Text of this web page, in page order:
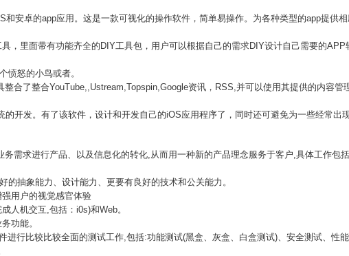
安卓的app应用。这是一款可视化的操作软件，简单易操作。为各种类型的app提供
，里面带有功能齐全的DIY工具包，用户可以根据自己的需求DIY设计自己需要的APP
愤怒的小鸟或者。
合了整合YouTube,,Ustream,Topspin,Google资讯，RSS,并可以使用其提供的内容管
开发。有了该软件，设计和开发自己的iOS应用程序了，同时还可避免为一些经常出
需求进行产品、以及信息化的转化,从而用一种新的产品理念服务于客户,具体工作包
抽象能力、设计能力、更要有良好的技术和公关能力。
用户的视觉感官体验
人机交互,包括：i0s)和Web。
功能。
行比较比较全面的测试工作,包括:功能测试(黑盒、灰盒、白盒测试)、安全测试、性能